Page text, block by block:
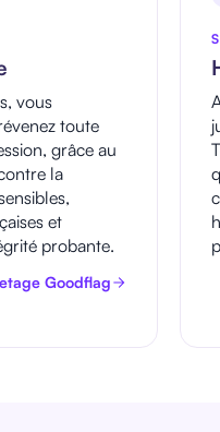
vous
toute
grâce au
la
et
probante.
Goodflag